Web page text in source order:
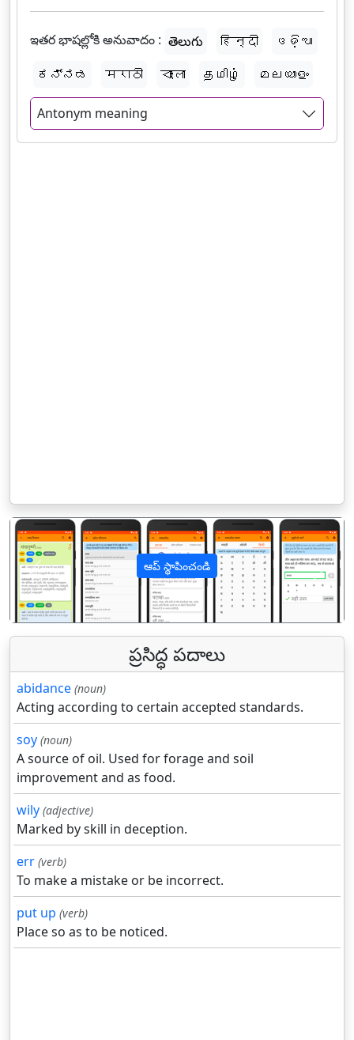
ఇతర భాషల్లోకి అనువాదం : తెలుగు हिन्दी
ଓଡ଼ିଆ
ಕನ್ನಡ
मराठी বাংলা தமிழ் മലയാളം
Antonym meaning
ఆప్ స్థాపించండి
पिछला
ప్రసిద్ధ పదాలు
abidance (noun)
Acting according to certain accepted standards.
soy (noun)
A source of oil. Used for forage and soil
improvement and as food.
wily (adjective)
Marked by skill in deception.
err (verb)
To make a mistake or be incorrect.
put up (verb)
Place so as to be noticed.